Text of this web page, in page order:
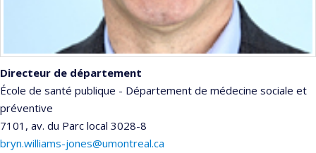
Directeur de département
École de santé publique - Département de médecine sociale et
préventive
7101, av. du Parc local 3028-8
bryn.williams-jones@umontreal.ca